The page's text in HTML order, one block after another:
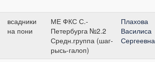
всадники
на пони
МЕ ФКС С.-
Петербурга №2.2
Средн.группа (шаг-
рысь-галоп)
Плахова
Василиса
Сергеевна